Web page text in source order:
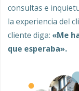
consultas e
la experiencia del
cliente diga: «Me
que esperaba».